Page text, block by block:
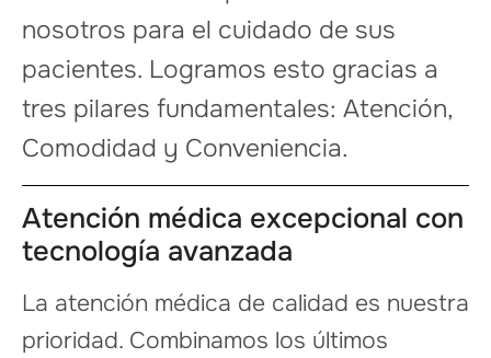
nosotros para el cuidado de sus
pacientes. Logramos esto gracias a
tres pilares fundamentales: Atención,
Comodidad y Conveniencia.
Atención médica excepcional con
tecnología avanzada
La atención médica de calidad es nuestra
prioridad. Combinamos los últimos